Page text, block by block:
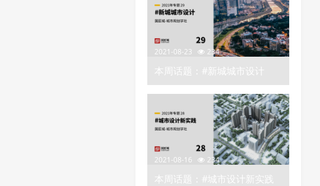
2021-08-23 234
本周话题：#新城城市设计
——城市规划学社知识星球
2021-08-16 234
本周话题：#城市设计新实践